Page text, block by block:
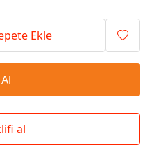
Ekle
al